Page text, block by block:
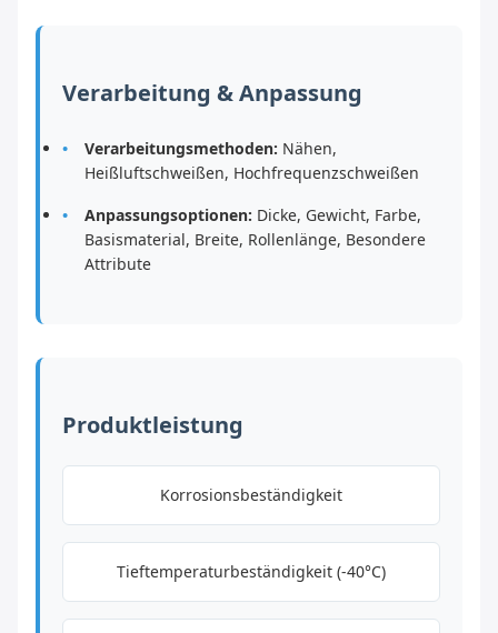
Verarbeitung & Anpassung
Verarbeitungsmethoden: Nähen,
Heißluftschweißen, Hochfrequenzschweißen
Anpassungsoptionen: Dicke, Gewicht, Farbe,
Basismaterial, Breite, Rollenlänge, Besondere
Attribute
Produktleistung
Korrosionsbeständigkeit
Tieftemperaturbeständigkeit (-40°C)